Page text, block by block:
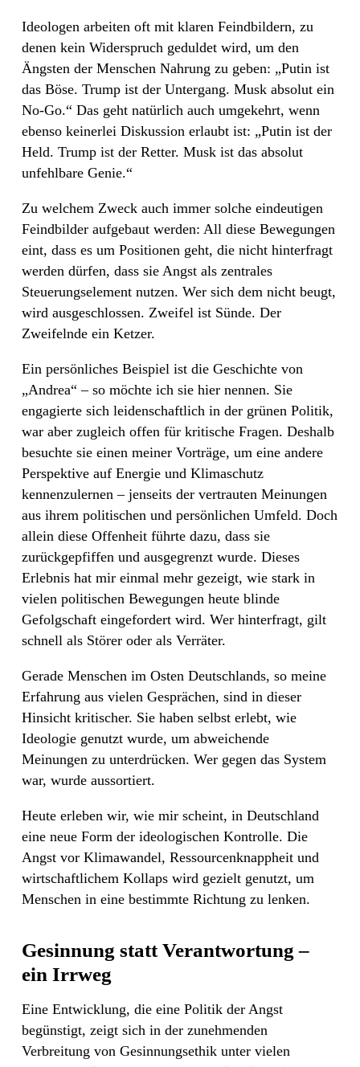
Ideologen arbeiten oft mit klaren Feindbildern, zu
denen kein Widerspruch geduldet wird, um den
Ängsten der Menschen Nahrung zu geben: „Putin ist
das Böse. Trump ist der Untergang. Musk absolut ein
No-Go.“ Das geht natürlich auch umgekehrt, wenn
ebenso keinerlei Diskussion erlaubt ist: „Putin ist der
Held. Trump ist der Retter. Musk ist das absolut
unfehlbare Genie.“
Zu welchem Zweck auch immer solche eindeutigen
Feindbilder aufgebaut werden: All diese Bewegungen
eint, dass es um Positionen geht, die nicht hinterfragt
werden dürfen, dass sie Angst als zentrales
Steuerungselement nutzen. Wer sich dem nicht beugt,
wird ausgeschlossen. Zweifel ist Sünde. Der
Zweifelnde ein Ketzer.
Ein persönliches Beispiel ist die Geschichte von
„Andrea“ – so möchte ich sie hier nennen. Sie
engagierte sich leidenschaftlich in der grünen Politik,
war aber zugleich offen für kritische Fragen. Deshalb
besuchte sie einen meiner Vorträge, um eine andere
Perspektive auf Energie und Klimaschutz
kennenzulernen – jenseits der vertrauten Meinungen
aus ihrem politischen und persönlichen Umfeld. Doch
allein diese Offenheit führte dazu, dass sie
zurückgepfiffen und ausgegrenzt wurde. Dieses
Erlebnis hat mir einmal mehr gezeigt, wie stark in
vielen politischen Bewegungen heute blinde
Gefolgschaft eingefordert wird. Wer hinterfragt, gilt
schnell als Störer oder als Verräter.
Gerade Menschen im Osten Deutschlands, so meine
Erfahrung aus vielen Gesprächen, sind in dieser
Hinsicht kritischer. Sie haben selbst erlebt, wie
Ideologie genutzt wurde, um abweichende
Meinungen zu unterdrücken. Wer gegen das System
war, wurde aussortiert.
Heute erleben wir, wie mir scheint, in Deutschland
eine neue Form der ideologischen Kontrolle. Die
Angst vor Klimawandel, Ressourcenknappheit und
wirtschaftlichem Kollaps wird gezielt genutzt, um
Menschen in eine bestimmte Richtung zu lenken.
Gesinnung statt Verantwortung –
ein Irrweg
Eine Entwicklung, die eine Politik der Angst
begünstigt, zeigt sich in der zunehmenden
Verbreitung von Gesinnungsethik unter vielen